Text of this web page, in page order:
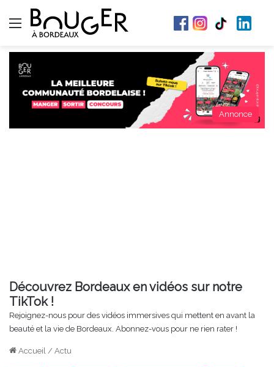
Menu
Annonce
Découvrez Bordeaux en vidéos sur notre
TikTok !
Rejoignez-nous pour des vidéos immersives qui mettent en avant la
beauté et la vie de Bordeaux. Abonnez-vous pour ne rien rater !
Accueil / Actu